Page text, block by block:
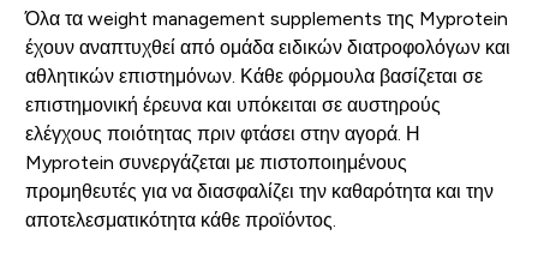
Όλα τα weight management supplements της Myprotein
έχουν αναπτυχθεί από ομάδα ειδικών διατροφολόγων και
αθλητικών επιστημόνων. Κάθε φόρμουλα βασίζεται σε
επιστημονική έρευνα και υπόκειται σε αυστηρούς
ελέγχους ποιότητας πριν φτάσει στην αγορά. Η
Myprotein συνεργάζεται με πιστοποιημένους
προμηθευτές για να διασφαλίζει την καθαρότητα και την
αποτελεσματικότητα κάθε προϊόντος.